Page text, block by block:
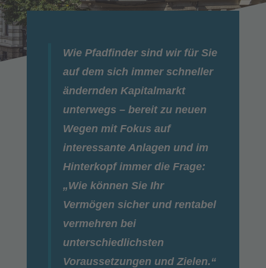
Wie Pfadfinder sind wir für Sie
auf dem sich immer schneller
ändernden Kapitalmarkt
unterwegs – bereit zu neuen
Wegen mit Fokus auf
interessante Anlagen und im
Hinterkopf immer die Frage:
„Wie können Sie Ihr
Vermögen sicher und rentabel
vermehren bei
unterschiedlichsten
Voraussetzungen und Zielen.“